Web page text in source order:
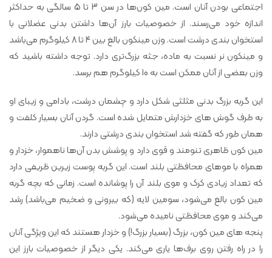
اجتماعی بودن آنان است. مین کون‌ها در سن 3 تا 5 سالگی به حداکثر
اندازه خود می‌رسند. از خصوصیات بارز آن‌ها داشتن بدنی عضلانی با
استخوان بندی درشت است. وزن مینکون بالغ بین 4 تا 8 کیلوگرم می‌باشد
و مینکون نر نسبت به ماده، جثه بزرگ‌تری دارد. توجه داشته باشید که
وزن بعضی از آنان ممکن است به 10 کیلوگرم هم برسد.
این گربه بزرگ بدنی مثلثی شکل دارد و چشمان درشت، بادامی و زیبای او
به طرف گوش های خزدارش متمایل شده است. گردن آنان بسیار کلفت و
همان طور که گفته شد استخوان بندی درشتی دارند.
مین کون ظاهری تنومند و قوی دارد و پوشش بدن آن‌ها ناهموار، خزدار و
همراه با موهای محافظتی بلند است. این گربه پوست زیرین ظریفی دارد
که تعداد زیادی کرک و موی بلند آن را پوشانده است. زمانی که بچه گربه
مین کون بالغ می‌شود، سومین لایه (که بیرونی و ضخیم می‌باشد) رشد
می‌کند و موی محافظتی نامیده می‌شود.
پنجه های مین کون، بزرگ (بسیار بزرگ!) و خزدار هستند که این ویژگی آنان
را در راه رفتن روی برف‌ها یاری می‌کند. یکی دیگر از خصوصیات بارز این